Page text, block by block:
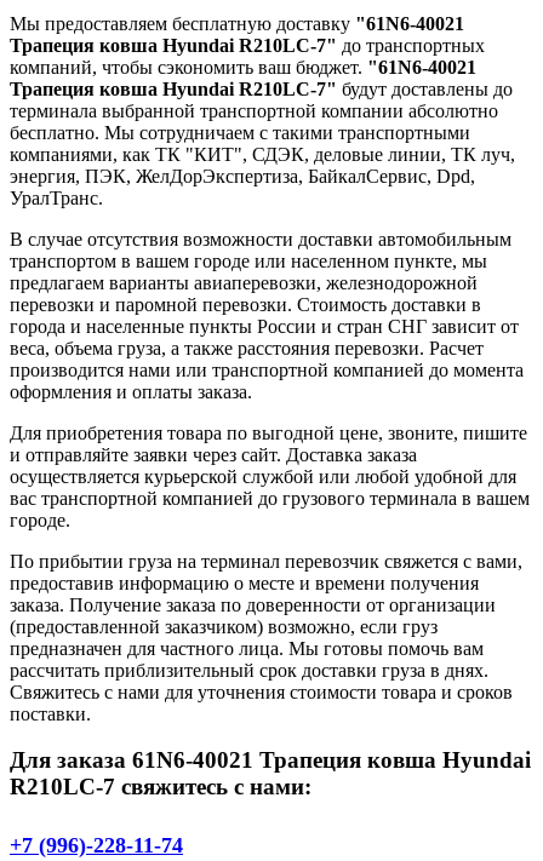
Мы предоставляем бесплатную доставку "61N6-40021
Трапеция ковша Hyundai R210LC-7" до транспортных
компаний, чтобы сэкономить ваш бюджет. "61N6-40021
Трапеция ковша Hyundai R210LC-7" будут доставлены до
терминала выбранной транспортной компании абсолютно
бесплатно. Мы сотрудничаем с такими транспортными
компаниями, как ТК "КИТ", СДЭК, деловые линии, ТК луч,
энергия, ПЭК, ЖелДорЭкспертиза, БайкалСервис, Dpd,
УралТранс.
В случае отсутствия возможности доставки автомобильным
транспортом в вашем городе или населенном пункте, мы
предлагаем варианты авиаперевозки, железнодорожной
перевозки и паромной перевозки. Стоимость доставки в
города и населенные пункты России и стран СНГ зависит от
веса, объема груза, а также расстояния перевозки. Расчет
производится нами или транспортной компанией до момента
оформления и оплаты заказа.
Для приобретения товара по выгодной цене, звоните, пишите
и отправляйте заявки через сайт. Доставка заказа
осуществляется курьерской службой или любой удобной для
вас транспортной компанией до грузового терминала в вашем
городе.
По прибытии груза на терминал перевозчик свяжется с вами,
предоставив информацию о месте и времени получения
заказа. Получение заказа по доверенности от организации
(предоставленной заказчиком) возможно, если груз
предназначен для частного лица. Мы готовы помочь вам
рассчитать приблизительный срок доставки груза в днях.
Свяжитесь с нами для уточнения стоимости товара и сроков
поставки.
Для заказа 61N6-40021 Трапеция ковша Hyundai
R210LC-7 свяжитесь с нами:
+7 (996)-228-11-74